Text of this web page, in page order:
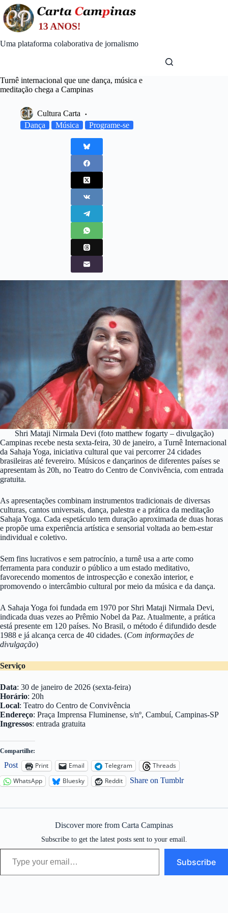
Skip
to
content
Uma plataforma colaborativa de jornalismo
Turnê internacional que une dança, música e
meditação chega a Campinas
Cultura Carta
Dança
Música Programe-se
Shri Mataji Nirmala Devi (foto matthew fogarty – divulgação)
Campinas recebe nesta sexta-feira, 30 de janeiro, a Turnê Internacional
da Sahaja Yoga, iniciativa cultural que vai percorrer 24 cidades
brasileiras até fevereiro. Músicos e dançarinos de diferentes países se
apresentam às 20h, no Teatro do Centro de Convivência, com entrada
gratuita.
As apresentações combinam instrumentos tradicionais de diversas
culturas, cantos universais, dança, palestra e a prática da meditação
Sahaja Yoga. Cada espetáculo tem duração aproximada de duas horas
e propõe uma experiência artística e sensorial voltada ao bem-estar
individual e coletivo.
Sem fins lucrativos e sem patrocínio, a turnê usa a arte como
ferramenta para conduzir o público a um estado meditativo,
favorecendo momentos de introspecção e conexão interior, e
promovendo o intercâmbio cultural por meio da música e da dança.
A Sahaja Yoga foi fundada em 1970 por Shri Mataji Nirmala Devi,
indicada duas vezes ao Prêmio Nobel da Paz. Atualmente, a prática
está presente em 120 países. No Brasil, o método é difundido desde
1988 e já alcança cerca de 40 cidades. (Com informações de
divulgação)
Serviço
Data: 30 de janeiro de 2026 (sexta-feira)
Horário: 20h
Local: Teatro do Centro de Convivência
Endereço: Praça Imprensa Fluminense, s/nº, Cambuí, Campinas-SP
Ingressos: entrada gratuita
Compartilhe:
Post Print Email Telegram
Threads
WhatsApp
Bluesky Reddit Share on Tumblr
Discover more from Carta Campinas
Subscribe to get the latest posts sent to your email.
Type your email…
Subscribe